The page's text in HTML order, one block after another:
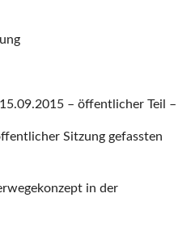
– öffentlicher Teil –
Sitzung gefassten
in der